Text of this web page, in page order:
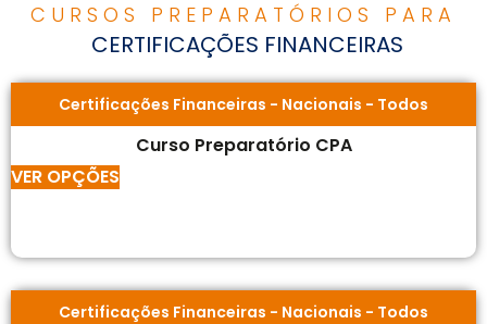
CURSOS PREPARATÓRIOS PARA
CERTIFICAÇÕES FINANCEIRAS
Certificações Financeiras - Nacionais - Todos
Curso Preparatório CPA
VER OPÇÕES
Certificações Financeiras - Nacionais - Todos